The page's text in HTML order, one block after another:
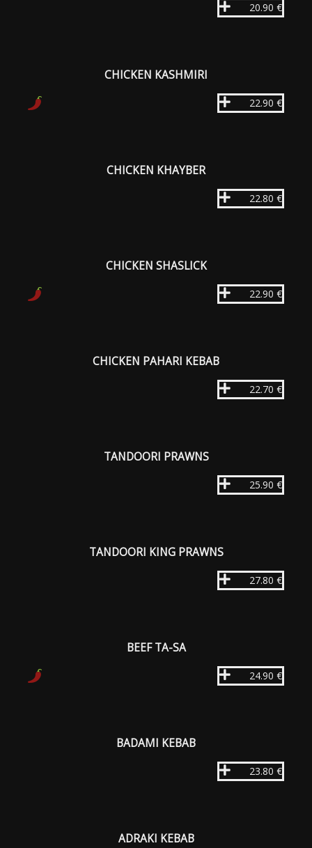
20.90 €
CHICKEN KASHMIRI
22.90 €
CHICKEN KHAYBER
22.80 €
CHICKEN SHASLICK
22.90 €
CHICKEN PAHARI KEBAB
22.70 €
TANDOORI PRAWNS
25.90 €
TANDOORI KING PRAWNS
27.80 €
BEEF TA-SA
24.90 €
BADAMI KEBAB
23.80 €
ADRAKI KEBAB